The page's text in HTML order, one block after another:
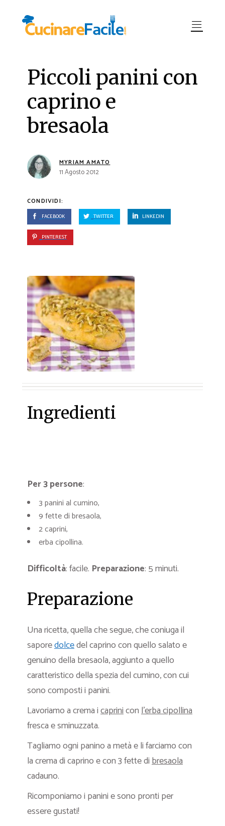
Piccoli panini con
caprino e
bresaola
MYRIAM AMATO
11 Agosto 2012
CONDIVIDI:
FACEBOOK TWITTER LINKEDIN
PINTEREST
Ingredienti
Per 3 persone:
3 panini al cumino,
9 fette di bresaola,
2 caprini,
erba cipollina.
Difficoltà: facile. Preparazione: 5 minuti.
Preparazione
Una ricetta, quella che segue, che coniuga il
saporedolcedel caprino con quello salato e
genuino della bresaola, aggiunto a quello
caratteristico della spezia del cumino, con cui
sono composti i panini.
Lavoriamo a crema icapriniconl’erba cipollina
fresca e sminuzzata.
Tagliamo ogni panino a metà e li farciamo con
la crema di caprino e con 3 fette dibresaola
cadauno.
Ricomponiamo i panini e sono pronti per
essere gustati!